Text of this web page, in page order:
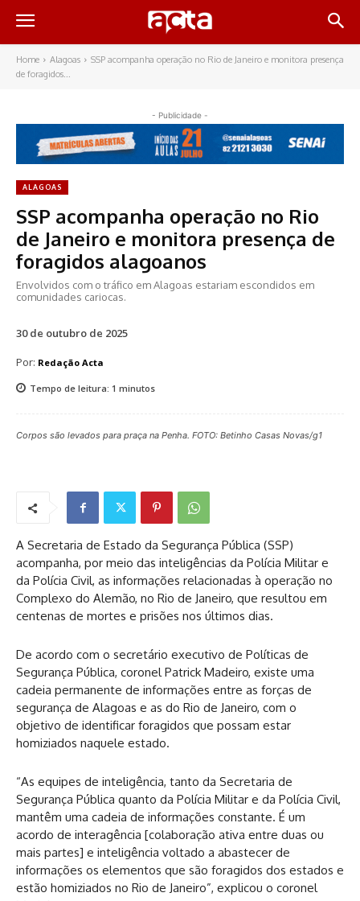
Home Alagoas
SSP acompanha operação no Rio de Janeiro e monitora presença
de foragidos...
- Publicidade -
ALAGOAS
SSP acompanha operação no Rio
de Janeiro e monitora presença de
foragidos alagoanos
Envolvidos com o tráfico em Alagoas estariam escondidos em
comunidades cariocas.
30 de outubro de 2025
Por: Redação Acta
Tempo de leitura: 1 minutos
Corpos são levados para praça na Penha. FOTO: Betinho Casas Novas/g1
A Secretaria de Estado da Segurança Pública (SSP)
acompanha, por meio das inteligências da Polícia Militar e
da Polícia Civil, as informações relacionadas à operação no
Complexo do Alemão, no Rio de Janeiro, que resultou em
centenas de mortes e prisões nos últimos dias.
De acordo com o secretário executivo de Políticas de
Segurança Pública, coronel Patrick Madeiro, existe uma
cadeia permanente de informações entre as forças de
segurança de Alagoas e as do Rio de Janeiro, com o
objetivo de identificar foragidos que possam estar
homiziados naquele estado.
“As equipes de inteligência, tanto da Secretaria de
Segurança Pública quanto da Polícia Militar e da Polícia Civil,
mantêm uma cadeia de informações constante. É um
acordo de interagência [colaboração ativa entre duas ou
mais partes] e inteligência voltado a abastecer de
informações os elementos que são foragidos dos estados e
estão homiziados no Rio de Janeiro”, explicou o coronel